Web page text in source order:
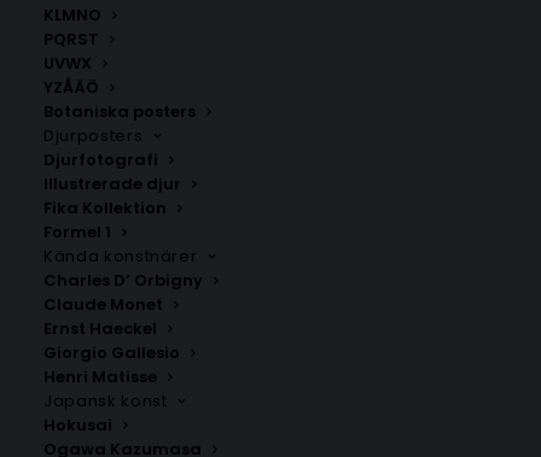
KLMNO
PQRST
UVWX
YZÅÄÖ
Botaniska posters
Djurposters
Djurfotografi
Illustrerade djur
Fika Kollektion
Formel 1
Kända konstnärer
Charles D’ Orbigny
Claude Monet
Ernst Haeckel
Giorgio Gallesio
Henri Matisse
Japansk konst
Hokusai
Ogawa Kazumasa
30×40 cm och 21×30 cm.
Vårt högkvalitativa papper kommer att ge dig den
perfekta kombinationen av elegans och hållbarhet
som du söker
Barnposters,Patentposters
ANDRA KÖPTE ÄVEN